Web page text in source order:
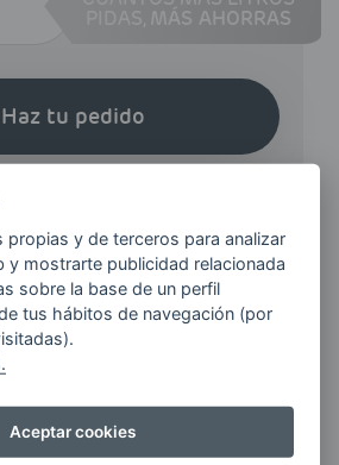
MÁS AHORRAS
Haz tu pedido
AL DÍA DE
propias y de terceros para analizar
y mostrarte publicidad relacionada
sobre la base de un perfil
tus hábitos de navegación (por
Aceptar cookies